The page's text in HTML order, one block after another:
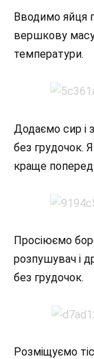
Вводимо яйця
вершкову
температури.
Додаємо сир і
без грудочок.
краще
Просіюємо
розпушувач і
без грудочок.
Розміщуємо